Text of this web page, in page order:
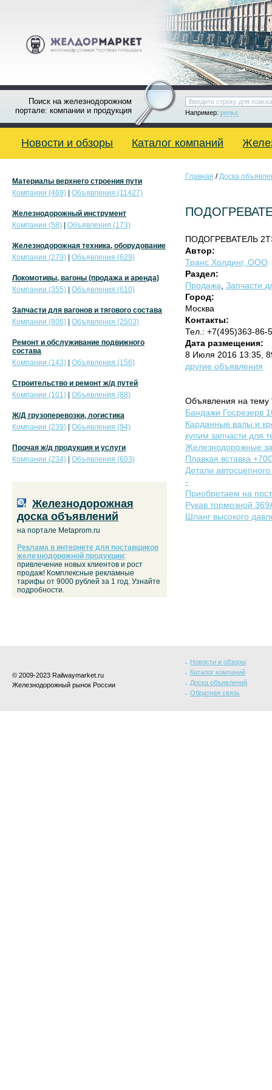
Поиск на железнодорожном
портале: компании и продукция
Например: рельс
Новости и обзоры Каталог компаний
Главная /Доска
ПОДОГРЕВАТЕЛЬ
Автор:
Транс Холдинг, ООО
Раздел:
Продажа Запчасти
Город:
Москва
Контакты:
Тел.: +7(495)363-86-
Дата размещения:
8 Июля 2016 13:35,
другие объявления
Объявления на тему
Бандажи Госрезерв
Карданные валы и
купим запчасти
Железнодорожные
Плавкая вставка
Детали
-
Приобретаем на
Рукав тормозной
Шланг высокого
Материалы верхнего строения пути
Компании (469)
Объявления (11427)
Железнодорожный инструмент
Компании (58)
Объявления (173)
Железнодорожная техника, оборудование
Компании (279)
Объявления (629)
Локомотивы, вагоны (продажа и аренда)
Компании (355)
Объявления (610)
Запчасти для вагонов и тягового состава
Компании (806)
Объявления (2503)
Ремонт и обслуживание подвижного
состава
Компании (143)
Объявления (156)
Строительство и ремонт ж/д путей
Компании (101)
Объявления (88)
Ж/Д грузоперевозки, логистика
Компании (239)
Объявления (94)
Прочая ж/д продукция и услуги
Компании (234)
Объявления (603)
Железнодорожная
доска объявлений
на портале Metaprom.ru
Реклама в интернете для поставщиков
железнодорожной продукции:
привлечение новых клиентов и рост
продаж! Комплексные рекламные
тарифы от 9000 рублей за 1 год. Узнайте
подробности.
© 2009-2023 Railwaymarket.ru
Железнодорожный рынок России
Новости и обзоры
Каталог компаний
Доска объявлений
Обратная связь